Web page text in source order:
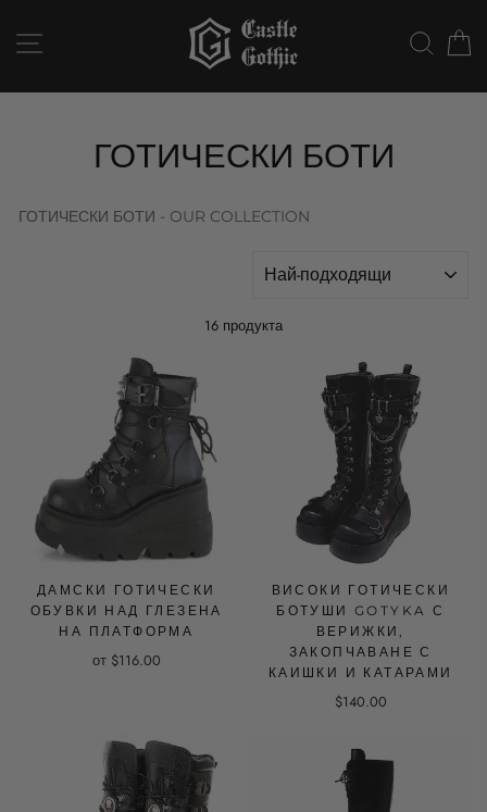
съдържаниетоНАВИГАЦИЯ В СТРАНИЦАТА
ГОТИЧЕСКИ БОТИ
ГОТИЧЕСКИ БОТИ - OUR COLLECTION
16 продукта
ДАМСКИ ГОТИЧЕСКИ
ОБУВКИ НАД ГЛЕЗЕНА
НА ПЛАТФОРМА
от $116.00
ВИСОКИ ГОТИЧЕСКИ
БОТУШИ GOTYKA С
ВЕРИЖКИ,
ЗАКОПЧАВАНЕ С
КАИШКИ И КАТАРАМИ
$140.00